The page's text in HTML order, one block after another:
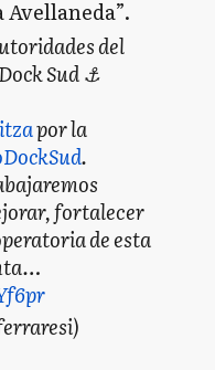
del
Sud ⚓
por la
.
fortalecer
de esta